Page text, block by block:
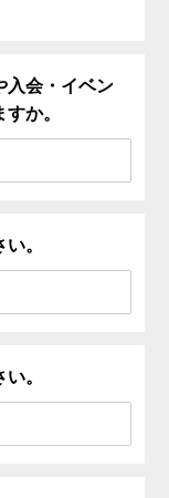
入会・イベン
か。
。
。